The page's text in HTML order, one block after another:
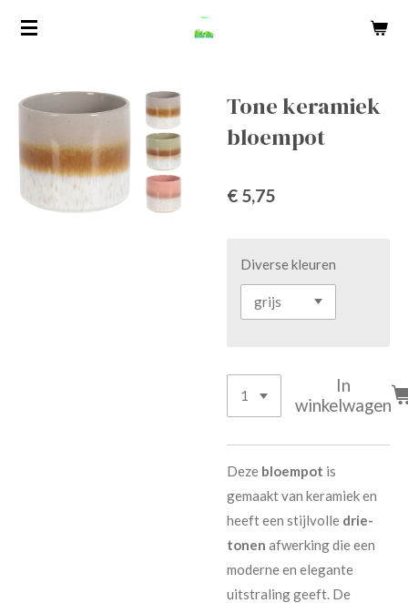
Ga
hoofdinhoud
Tone keramiek
bloempot
€ 5,75
Diverse kleuren
In
winkelwagen
Deze bloempot is
gemaakt van keramiek en
heeft een stijlvolle drie-
tonen afwerking die een
moderne en elegante
uitstraling geeft. De